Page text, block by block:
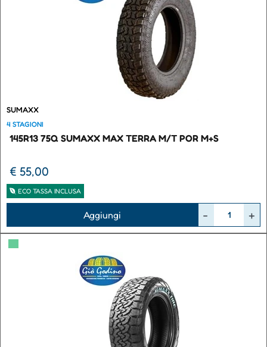
SUMAXX
4 STAGIONI
145R13 75Q SUMAXX MAX TERRA M/T POR M+S
€ 55,00
ECO TASSA INCLUSA
Aggiungi
▀